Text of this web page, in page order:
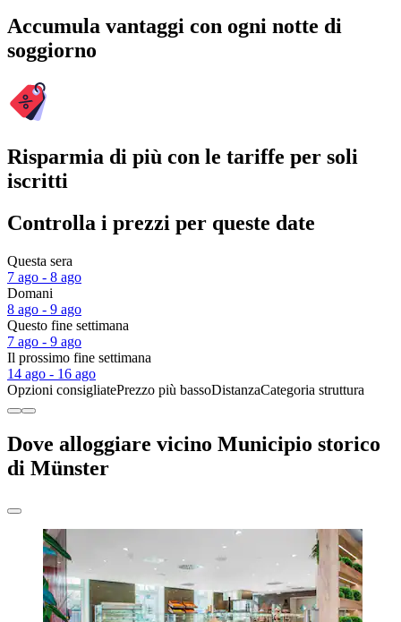
Accumula vantaggi con ogni notte di
soggiorno
Risparmia di più con le tariffe per soli
iscritti
Controlla i prezzi per queste date
Questa sera
7 ago - 8 ago
Domani
8 ago - 9 ago
Questo fine settimana
7 ago - 9 ago
Il prossimo fine settimana
14 ago - 16 ago
Opzioni consigliatePrezzo più bassoDistanzaCategoria struttura
Dove alloggiare vicino Municipio storico
di Münster